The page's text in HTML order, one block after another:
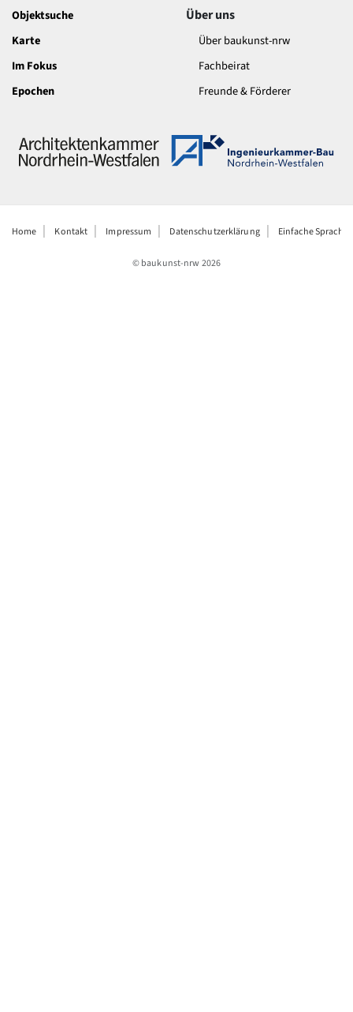
Objektsuche
Karte
Im Fokus
Epochen
Über uns
Über baukunst-nrw
Fachbeirat
Freunde & Förderer
Home Kontakt Impressum Datenschutzerklärung Einfache Sprache
© baukunst-nrw2026